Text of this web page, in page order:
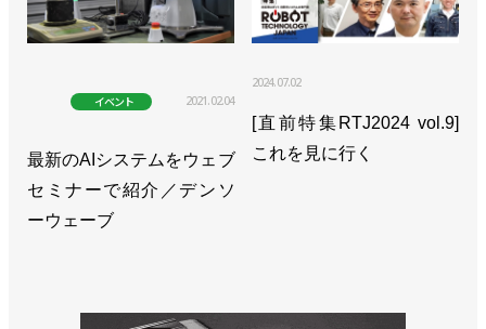
イベント 2021.02.04
最新のAIシステムをウェブ
セミナーで紹介／デンソ
ーウェーブ
2024.07.02
[直前特集RTJ2024 vol.9]
これを見に行く